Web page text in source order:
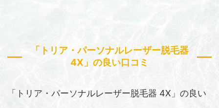
「トリア・パーソナルレーザー脱毛器
4X」の良い口コミ
「トリア・パーソナルレーザー脱毛器 4X」の良い